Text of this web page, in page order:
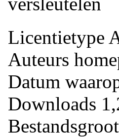
Licentietype
Auteurs
Datum
Downloads